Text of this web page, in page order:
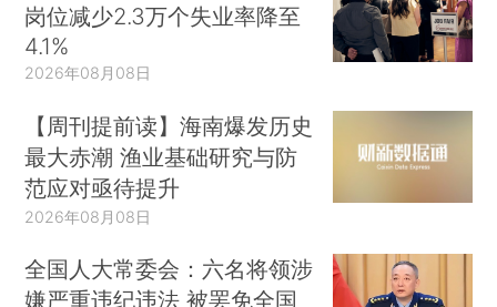
岗位减少2.3万个失业率降至
4.1%
2026年08月08日
【周刊提前读】海南爆发历史
最大赤潮 渔业基础研究与防
范应对亟待提升
2026年08月08日
全国人大常委会：六名将领涉
嫌严重违纪违法 被罢免全国